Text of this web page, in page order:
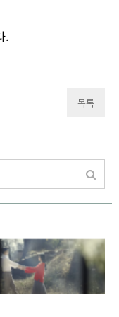
.
목록